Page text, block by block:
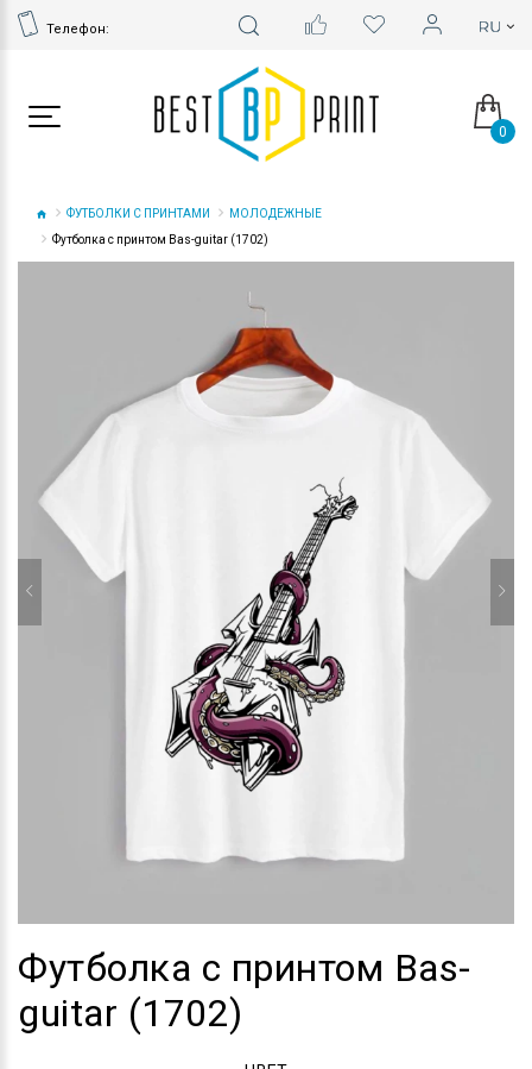
Телефон:
0
ФУТБОЛКИ С ПРИНТАМИ
МОЛОДЕЖНЫЕ
Футболка с принтом Bas-guitar (1702)
Футболка с принтом Bas-
guitar (1702)